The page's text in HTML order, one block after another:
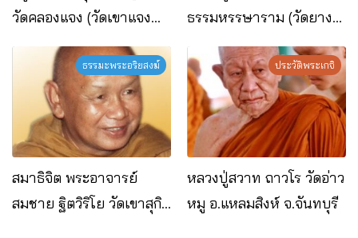
วัดคลองแจง (วัดเขาแจง
เบง) อ.สอยดาว จ.จันทบุรี
ธรรมหรรษาราม (วัดยาง
ระหง) อ.ท่าใหม่ จ.จันทบุรี
ธรรมะพระอริยสงฆ์
สมาธิจิต พระอาจารย์
สมชาย ฐิตวิริโย วัดเขาสุกิม
ประวัติพระเกจิ
หลวงปู่สวาท ถาวโร วัดอ่าว
หมู อ.แหลมสิงห์ จ.จันทบุรี